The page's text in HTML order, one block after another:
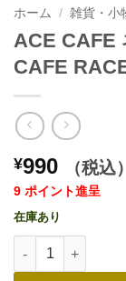
ホーム / 雑貨・小
ACE CAFE
CAFE
¥990 （税込）
9 ポイント進呈
在庫あり
ACE CAFE ネッ